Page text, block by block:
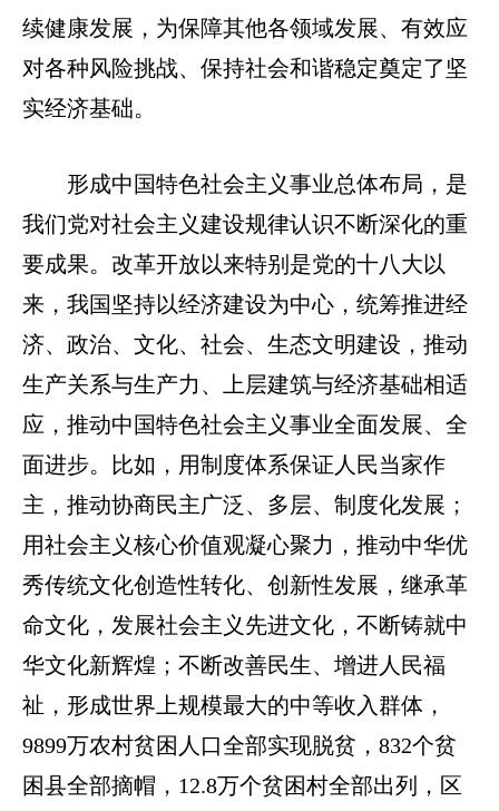
续健康发展，为保障其他各领域发展、有效应
对各种风险挑战、保持社会和谐稳定奠定了坚
实经济基础。
形成中国特色社会主义事业总体布局，是
我们党对社会主义建设规律认识不断深化的重
要成果。改革开放以来特别是党的十八大以
来，我国坚持以经济建设为中心，统筹推进经
济、政治、文化、社会、生态文明建设，推动
生产关系与生产力、上层建筑与经济基础相适
应，推动中国特色社会主义事业全面发展、全
面进步。比如，用制度体系保证人民当家作
主，推动协商民主广泛、多层、制度化发展；
用社会主义核心价值观凝心聚力，推动中华优
秀传统文化创造性转化、创新性发展，继承革
命文化，发展社会主义先进文化，不断铸就中
华文化新辉煌；不断改善民生、增进人民福
祉，形成世界上规模最大的中等收入群体，
9899万农村贫困人口全部实现脱贫，832个贫
困县全部摘帽，12.8万个贫困村全部出列，区